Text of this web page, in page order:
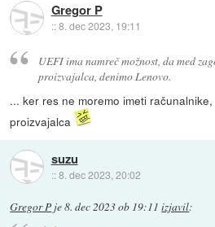
Gregor P
::8. dec 2023, 19:11
UEFI ima namreč možnost, da med
proizvajalca, denimo Lenovo.
... ker res ne moremo imeti
proizvajalca
suzu
::8. dec 2023, 20:02
Gregor P je8. dec 2023 ob 19:11 izjavil: